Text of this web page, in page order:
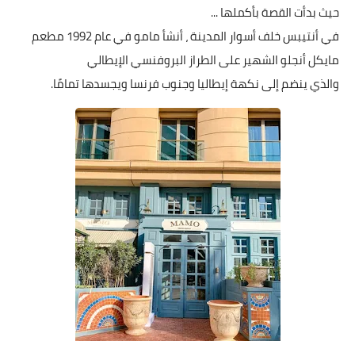
حيث بدأت القصة بأكملها ...
في أنتيبس خلف أسوار المدينة ، أنشأ مامو في عام 1992 مطعم
مايكل أنجلو الشهير على الطراز البروفنسي الإيطالي
والذي ينضم إلى نكهة إيطاليا وجنوب فرنسا ويجسدها تمامًا.